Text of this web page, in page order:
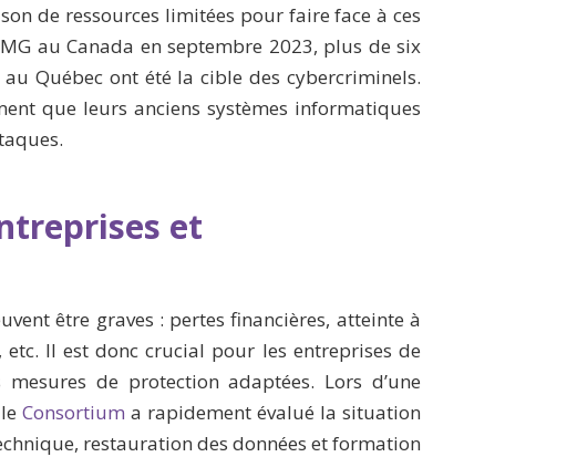
de ressources limitées pour faire face à ces
au Canada en septembre 2023, plus de six
Québec ont été la cible des cybercriminels.
que leurs anciens systèmes informatiques
et
être graves : pertes financières, atteinte à
Il est donc crucial pour les entreprises de
de protection adaptées. Lors d’une
Consortium a rapidement évalué la situation
restauration des données et formation